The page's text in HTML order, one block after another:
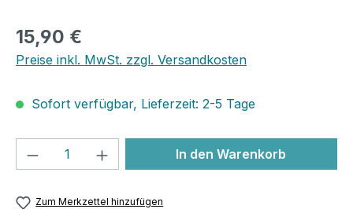
15,90 €
Preise inkl. MwSt. zzgl. Versandkosten
Sofort verfügbar, Lieferzeit: 2-5 Tage
Produkt Anzahl: Gib denIn den Warenkorb
Zum Merkzettel hinzufügen